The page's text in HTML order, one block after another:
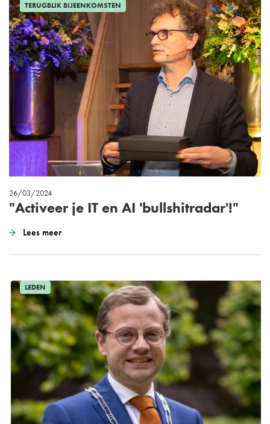
TERUGBLIK BIJEENKOMSTEN
26/03/2024
"Activeer je IT en AI 'bullshitradar'!"
Lees meer
LEDEN